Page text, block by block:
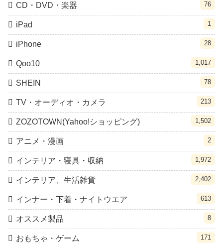
CD・DVD・楽器 76
iPad 1
iPhone 28
Qoo10 1,017
SHEIN 78
TV・オーディオ・カメラ 213
ZOZOTOWN(Yahoo!ショッピング) 1,502
アニメ・漫画 2
インテリア・寝具・収納 1,972
インテリア、生活雑貨 2,402
インナー・下着・ナイトウエア 613
オススメ製品 8
おもちゃ・ゲーム 171